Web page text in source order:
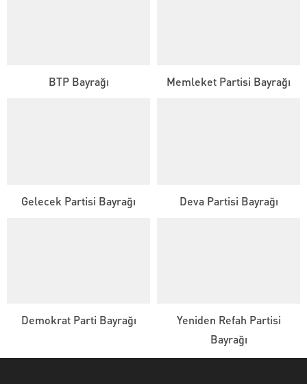
BTP Bayrağı Memleket Partisi Bayrağı
Gelecek Partisi Bayrağı Deva Partisi Bayrağı
Demokrat Parti Bayrağı
Yeniden Refah Partisi
Bayrağı